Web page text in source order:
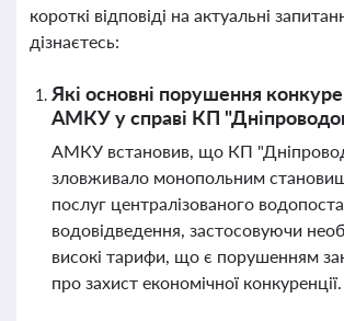
короткі відповіді на актуальні
дізнаєтесь:
Які основні порушення
АМКУ у справі КП
АМКУ встановив, що КП
зловживало монопольним
послуг централізованого
водовідведення, застосовуючи
високі тарифи, що є порушенням
про захист економічної конкуренції.